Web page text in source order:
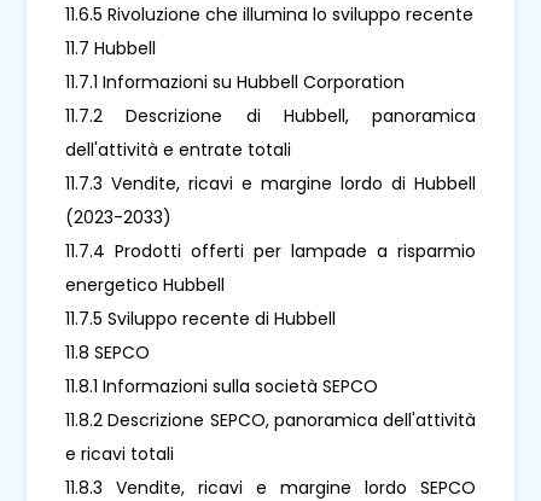
11.6.5 Rivoluzione che illumina lo sviluppo recente
11.7 Hubbell
11.7.1 Informazioni su Hubbell Corporation
11.7.2 Descrizione di Hubbell, panoramica
dell'attività e entrate totali
11.7.3 Vendite, ricavi e margine lordo di Hubbell
(2023-2033)
11.7.4 Prodotti offerti per lampade a risparmio
energetico Hubbell
11.7.5 Sviluppo recente di Hubbell
11.8 SEPCO
11.8.1 Informazioni sulla società SEPCO
11.8.2 Descrizione SEPCO, panoramica dell'attività
e ricavi totali
11.8.3 Vendite, ricavi e margine lordo SEPCO